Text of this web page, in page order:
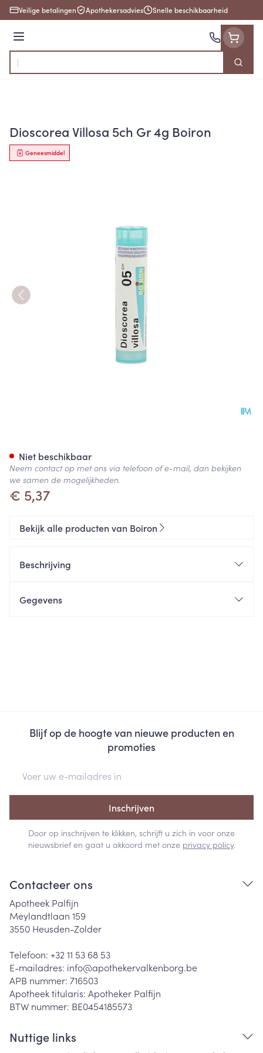
Ga naar de inhoud
Veilige betalingen Apothekersadvies Snelle beschikbaarheid
Menu
Product, merk, categorie...
Zoek
Dioscorea Villosa 5ch Gr 4g Boiron
Geneesmiddel
€ 5,37
Niet beschikbaar
Neem contact op met ons via telefoon of e-mail, dan bekijken
we samen de mogelijkheden.
Bekijk alle producten van Boiron
Beschrijving
Gegevens
Blijf op de hoogte van nieuwe producten en
promoties
Inschrijven
Door op inschrijven te klikken, schrijft u zich in voor onze
nieuwsbrief en gaat u akkoord met onze privacy policy.
Contacteer ons
Apotheek Palfijn
Meylandtlaan 159
3550 Heusden-Zolder
Telefoon: +32 11 53 68 53
E-mailadres: info@apothekervalkenborg.be
APB nummer: 716503
Apotheek titularis: Apotheker Palfijn
BTW nummer: BE0454185573
Nuttige links